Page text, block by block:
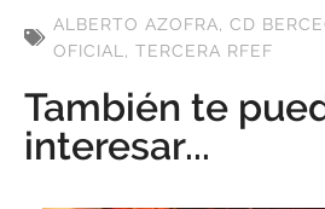
ALBERTO AZOFRA, CD
OFICIAL, TERCERA RFEF
También te
interesar...